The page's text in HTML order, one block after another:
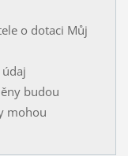
o dotaci Můj
budou
mohou